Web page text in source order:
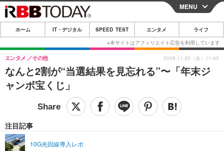
CLOSE
ホーム
IT・デジタル
IT・デジタルTOP スマートフォン
ネタ
ショッピング その他
SPEED TEST
エンタメTOP 映画・ドラマ
ライフTOP
リリース一覧
MENU
ホーム IT・デジタル SPEED TEST エンタメ ライフ
なんと2割が“当選結果を見忘れる”〜「年末ジ
ャンボ宝くじ」
エンタメ その他
注目記事
10G光回線導入レポ
2009.11.20（金）11:43